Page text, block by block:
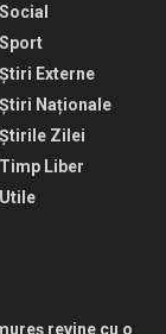
Social
Sport
Știri Externe
Știri Naționale
Știrile Zilei
Timp Liber
Utile
revine cu o